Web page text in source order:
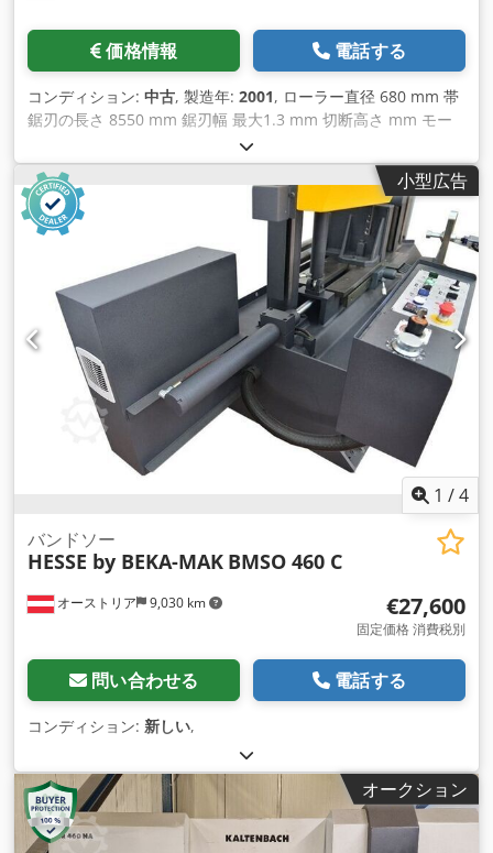
価格情報 電話する
コンディション: 中古, 製造年: 2001, ローラー直径 680 mm 帯
鋸刃の長さ 8550 mm 鋸刃幅 最大1.3 mm 切断高さ mm モー
ター出力 20 kW テーブルサイズ 600 x 620 mm 送り速度
m/min 機械高さ mm 重量 10,000 kg MEYER & BURGER（スイ
ス） 大型ブロック切断用油圧式全自動帯鋸切断機 以下のよう
な硬くて脆い材料の大きなブロックを切断するための油圧式全
自動バンドソーマシンです。 例：シリコン（太陽電池産業）
石英ガラス セラミック材料など タイプ BS 800 製造年 2001
_____ 鋸切断範囲: 丸鋸 最大約680 mm 最大 680 x 680 x 400
mm 最大ワーク重量 約 500 kg 切断長さ 最短/最大 mm 鋸刃寸
法 L x Ø 約 8,550 x 40-100 mm 厚さ 約 0.5 - 1.3 mm 直径 x 幅
1200 x 100 mm のランニングホイール 2 個 ホイール中心距離
約 2400 mm 切断速度 無段階可変 0 - 50 m/sec. バンドソーの
車輪の回転数 300 - 800 rpm X軸 = ワーク移動量プログラム可
能 0.001 - 800 mm Z軸 = 切削送り/ストローク 最大500 mm プ
ログラム可能な切断送り/早送り 0 - 100/1,000 mm テーブル Ø
500 mm テーブルは最大90°まで回転可能（角度調整
0.001°）。 鋸刃駆動 約 13 kW 合計駆動 約 20 kW - 380 V - 50
Hz 重量 約 10,000 kg 付属品 / 特別装備 この機械は、ブロック
をスラブに切断することができます。 ターンテーブルにより、
立方体や角柱に切断できます。 バンドソープロセス/ダイヤモ
品質を実現します。 高い精度と表面品質を実現します。切断動
作は下から上へ Cedpfxjt Hw Uij Afnsha 切断は下から上へ、
Simatic S 7 PLC制御システムで制御されます。 OP27による視
覚化、無段階可変ドライブ、全軸の位置決め 全軸の位置決め -
鋸刃の自動張力調整とキャンバー調整 - マグネットプレート付
付きステンレス製機械筐体。 制御盤、独立した油圧システム、
クーラントシステム 状態 : 良好～非常に良好。 非常に希少な機
械 引渡し : 在庫品 - 検査済み 支払方法：請求書受領後、厳密な
ネット支払い
小型広告
1 /4
オーストリア 9,030 km
バンドソー
HESSE by BEKA-MAK BMSO 460 C
€27,600
固定価格 消費税別
問い合わせる 電話する
コンディション: 新しい,
オークション